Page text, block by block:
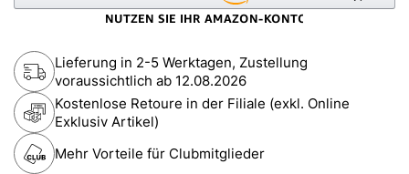
Lieferung in 2-5 Werktagen, Zustellung
voraussichtlich ab 12.08.2026
Kostenlose Retoure in der Filiale (exkl. Online
Exklusiv Artikel)
Mehr Vorteile für Clubmitglieder